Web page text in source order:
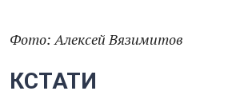
Фото: Алексей Вязимитов
КСТАТИ